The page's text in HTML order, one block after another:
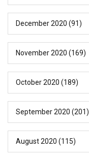
December 2020 (91)
November 2020 (169)
October 2020 (189)
September 2020 (201)
August 2020 (115)